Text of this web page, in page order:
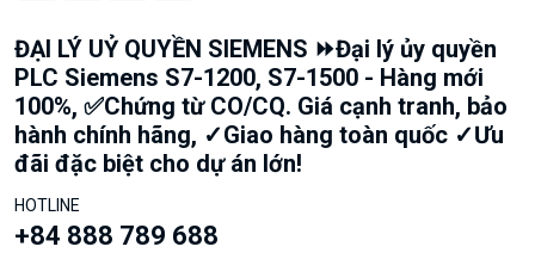
ĐẠI LÝ UỶ QUYỀN SIEMENS ⏩Đại lý ủy quyền
PLC Siemens S7-1200, S7-1500 - Hàng mới
100%, ✅Chứng từ CO/CQ. Giá cạnh tranh, bảo
hành chính hãng, ✓Giao hàng toàn quốc ✓Ưu
đãi đặc biệt cho dự án lớn!
HOTLINE
+84 888 789 688